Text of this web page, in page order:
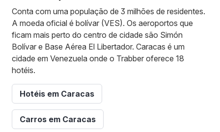
Conta com uma população de 3 milhões de residentes.
A moeda oficial é bolívar (VES). Os aeroportos que
ficam mais perto do centro de cidade são Simón
Bolívar e Base Aérea El Libertador. Caracas é um
cidade em Venezuela onde o Trabber oferece 18
hotéis.
Hotéis em Caracas
Carros em Caracas